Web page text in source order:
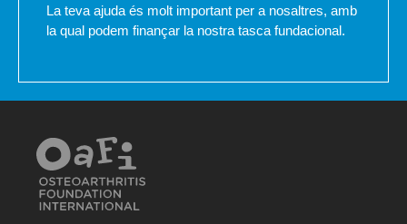
La teva ajuda és molt important per a nosaltres, amb
la qual podem finançar la nostra tasca fundacional.